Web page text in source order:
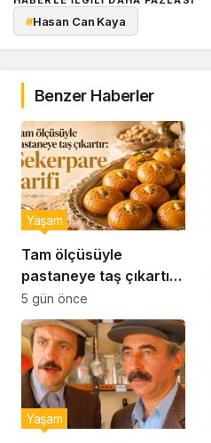
#Hasan Can Kaya
Benzer Haberler
Tam ölçüsüyle
pastaneye taş çıkartır:
Şekerpare tarifi
Yaşam
5 gün önce
Yaşam